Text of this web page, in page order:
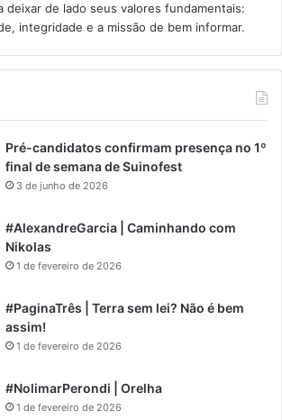
deixar de lado seus valores fundamentais:
integridade e a missão de bem informar.​
Pré-candidatos confirmam presença no 1º
final de semana de Suinofest
3 de junho de 2026
#AlexandreGarcia | Caminhando com
Nikolas
1 de fevereiro de 2026
#PaginaTrês | Terra sem lei? Não é bem
assim!
1 de fevereiro de 2026
#NolimarPerondi | Orelha
1 de fevereiro de 2026